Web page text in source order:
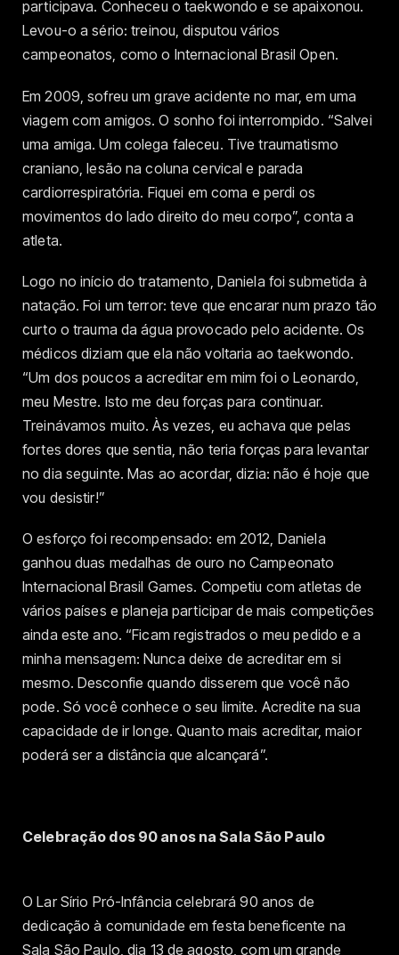
participava. Conheceu o taekwondo e se apaixonou.
Levou-o a sério: treinou, disputou vários
campeonatos, como o Internacional Brasil Open.
Em 2009, sofreu um grave acidente no mar, em uma
viagem com amigos. O sonho foi interrompido. “Salvei
uma amiga. Um colega faleceu. Tive traumatismo
craniano, lesão na coluna cervical e parada
cardiorrespiratória. Fiquei em coma e perdi os
movimentos do lado direito do meu corpo”, conta a
atleta.
Logo no início do tratamento, Daniela foi submetida à
natação. Foi um terror: teve que encarar num prazo tão
curto o trauma da água provocado pelo acidente. Os
médicos diziam que ela não voltaria ao taekwondo.
“Um dos poucos a acreditar em mim foi o Leonardo,
meu Mestre. Isto me deu forças para continuar.
Treinávamos muito. Às vezes, eu achava que pelas
fortes dores que sentia, não teria forças para levantar
no dia seguinte. Mas ao acordar, dizia: não é hoje que
vou desistir!”
O esforço foi recompensado: em 2012, Daniela
ganhou duas medalhas de ouro no Campeonato
Internacional Brasil Games. Competiu com atletas de
vários países e planeja participar de mais competições
ainda este ano. “Ficam registrados o meu pedido e a
minha mensagem: Nunca deixe de acreditar em si
mesmo. Desconfie quando disserem que você não
pode. Só você conhece o seu limite. Acredite na sua
capacidade de ir longe. Quanto mais acreditar, maior
poderá ser a distância que alcançará”.
Celebração dos 90 anos na Sala São Paulo
O Lar Sírio Pró-Infância celebrará 90 anos de
dedicação à comunidade em festa beneficente na
Sala São Paulo, dia 13 de agosto, com um grande